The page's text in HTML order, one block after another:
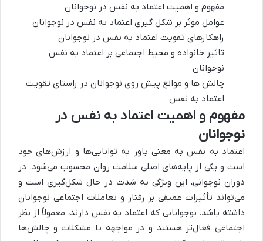
مفهوم و اهمیت اعتماد به نفس در نوجوانان
عوامل موثر بر شکل گیری اعتماد به نفس در نوجوانان
راهکارهای تقویت اعتماد به نفس در نوجوانان
تاثیر خانواده و محیط اجتماعی بر اعتماد به نفس
نوجوانان
چالش ها و موانع پیش روی نوجوانان در راستای تقویت
اعتماد به نفس
مفهوم و اهمیت اعتماد به نفس در
نوجوانان
اعتماد به نفس به معنی باور به توانایی‌ها و ارزش‌های خود
است و یکی از پایه‌های اصلی سلامت روان محسوب می‌شود. در
دوران نوجوانی، این ویژگی به شدت در حال شکل‌گیری است و
می‌تواند تأثیرات عمیقی بر رفتار و تعاملات اجتماعی نوجوانان
داشته باشد. نوجوانانی که اعتماد به نفس دارند، معمولاً از نظر
اجتماعی فعال‌تر هستند و در مواجهه با مشکلات و چالش‌ها